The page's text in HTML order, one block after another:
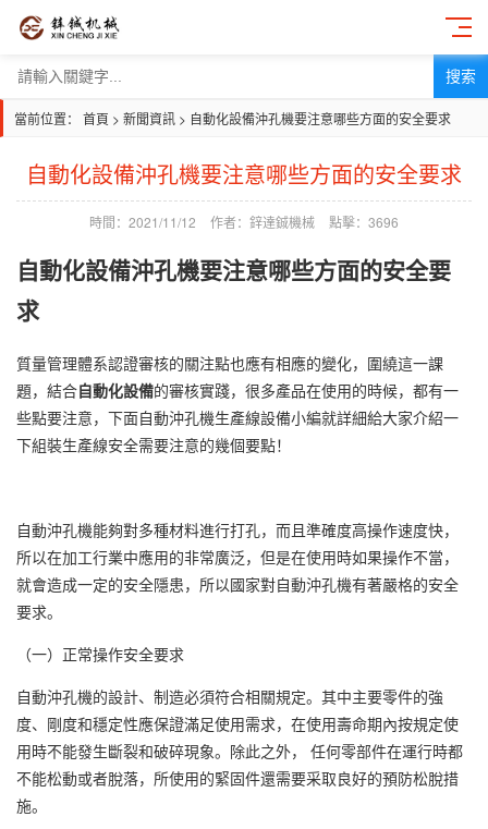
搜索
當前位置： 首頁 > 新聞資訊 > 自動化設備沖孔機要注意哪些方面的安全要求
自動化設備沖孔機要注意哪些方面的安全要求
時間：2021/11/12 作者：鋅達鋮機械 點擊：3696
自動化設備沖孔機要注意哪些方面的安全要
求
質量管理體系認證審核的關注點也應有相應的變化，圍繞這一課
題，結合自動化設備的審核實踐，很多產品在使用的時候，都有一
些點要注意，下面自動沖孔機生產線設備小編就詳細給大家介紹一
下組裝生產線安全需要注意的幾個要點！
自動沖孔機能夠對多種材料進行打孔，而且準確度高操作速度快，
所以在加工行業中應用的非常廣泛，但是在使用時如果操作不當，
就會造成一定的安全隱患，所以國家對自動沖孔機有著嚴格的安全
要求。
（一）正常操作安全要求
自動沖孔機的設計、制造必須符合相關規定。其中主要零件的強
度、剛度和穩定性應保證滿足使用需求，在使用壽命期內按規定使
用時不能發生斷裂和破碎現象。除此之外， 任何零部件在運行時都
不能松動或者脫落，所使用的緊固件還需要采取良好的預防松脫措
施。